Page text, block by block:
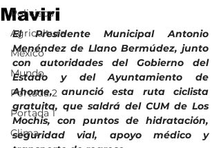
Policiaca
Agricultura
México
Mundo
Portada 2
Portada 1
Clima
Maviri
El Presidente Municipal Antonio
Menéndez de Llano Bermúdez, junto
con autoridades del Gobierno del
Estado y del Ayuntamiento de
Ahome, anunció esta ruta ciclista
gratuita, que saldrá del CUM de Los
Mochis, con puntos de hidratación,
seguridad vial, apoyo médico y